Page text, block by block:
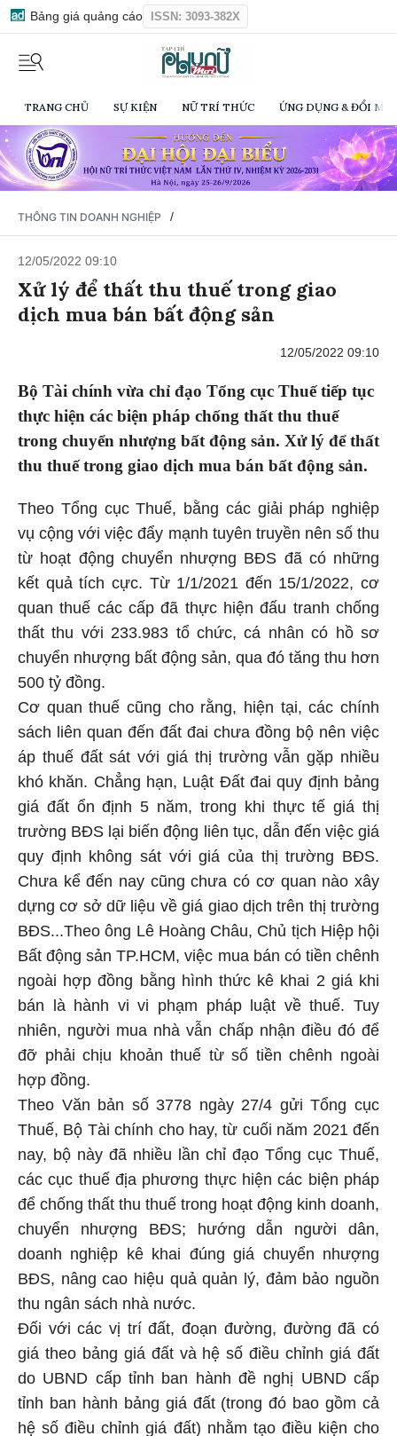
Bảng giá quảng cáo ISSN: 3093-382X
TRANG CHỦ SỰ KIỆN NỮ TRÍ THỨC ỨNG DỤNG & ĐỔI
THÔNG TIN DOANH NGHIỆP /
12/05/2022 09:10
Xử lý để thất thu thuế trong giao
dịch mua bán bất động sản
12/05/2022 09:10
Bộ Tài chính vừa chỉ đạo Tổng cục Thuế tiếp tục
thực hiện các biện pháp chống thất thu thuế
trong chuyển nhượng bất động sản. Xử lý để thất
thu thuế trong giao dịch mua bán bất động sản.
Theo Tổng cục Thuế, bằng các giải pháp nghiệp
vụ cộng với việc đẩy mạnh tuyên truyền nên số thu
từ hoạt động chuyển nhượng BĐS đã có những
kết quả tích cực. Từ 1/1/2021 đến 15/1/2022, cơ
quan thuế các cấp đã thực hiện đấu tranh chống
thất thu với 233.983 tổ chức, cá nhân có hồ sơ
chuyển nhượng bất động sản, qua đó tăng thu hơn
500 tỷ đồng.
Cơ quan thuế cũng cho rằng, hiện tại, các chính
sách liên quan đến đất đai chưa đồng bộ nên việc
áp thuế đất sát với giá thị trường vẫn gặp nhiều
khó khăn. Chẳng hạn, Luật Đất đai quy định bảng
giá đất ổn định 5 năm, trong khi thực tế giá thị
trường BĐS lại biến động liên tục, dẫn đến việc giá
quy định không sát với giá của thị trường BĐS.
Chưa kể đến nay cũng chưa có cơ quan nào xây
dựng cơ sở dữ liệu về giá giao dịch trên thị trường
BĐS...Theo ông Lê Hoàng Châu, Chủ tịch Hiệp hội
Bất động sản TP.HCM, việc mua bán có tiền chênh
ngoài hợp đồng bằng hình thức kê khai 2 giá khi
bán là hành vi vi phạm pháp luật về thuế. Tuy
nhiên, người mua nhà vẫn chấp nhận điều đó để
đỡ phải chịu khoản thuế từ số tiền chênh ngoài
hợp đồng.
Theo Văn bản số 3778 ngày 27/4 gửi Tổng cục
Thuế, Bộ Tài chính cho hay, từ cuối năm 2021 đến
nay, bộ này đã nhiều lần chỉ đạo Tổng cục Thuế,
các cục thuế địa phương thực hiện các biện pháp
để chống thất thu thuế trong hoạt động kinh doanh,
chuyển nhượng BĐS; hướng dẫn người dân,
doanh nghiệp kê khai đúng giá chuyển nhượng
BĐS, nâng cao hiệu quả quản lý, đảm bảo nguồn
thu ngân sách nhà nước.
Đối với các vị trí đất, đoạn đường, đường đã có
giá theo bảng giá đất và hệ số điều chỉnh giá đất
do UBND cấp tỉnh ban hành đề nghị UBND cấp
tỉnh ban hành bảng giá đất (trong đó bao gồm cả
hệ số điều chỉnh giá đất) nhằm tạo điều kiện cho